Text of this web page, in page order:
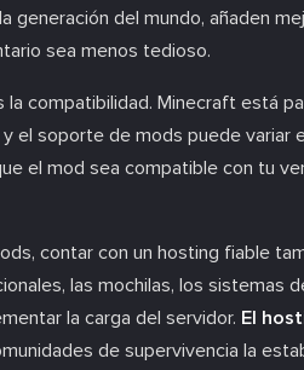
del mundo, añaden
sea menos tedioso.
compatibilidad. Minecraft está
el soporte de mods puede variar
el mod sea compatible con tu
contar con un hosting fiable
las mochilas, los sistemas
la carga del servidor. El
de supervivencia la